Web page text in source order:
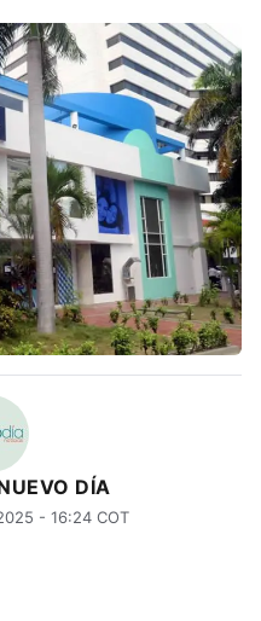
DÍA
- 16:24 COT